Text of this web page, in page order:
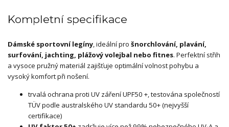
Kompletní specifikace
Dámské sportovní legíny, ideální pro šnorchlování, plavání,
surfování, jachting, plážový volejbal nebo fitnes. Perfektní střih
a vysoce pružný materiál zajišťuje optimální volnost pohybu a
vysoký komfort při nošení.
trvalá ochrana proti UV záření UPF50 +, testována společností
TÜV podle australského UV standardu 50+ (nejvyšší
certifikace)